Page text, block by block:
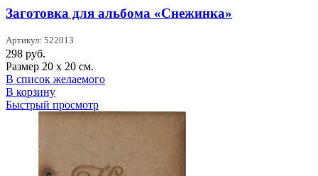
Заготовка для альбома «Снежинка»
Артикул: 522013
298 руб.
Размер 20 х 20 см.
В список желаемого
В корзину
Быстрый просмотр